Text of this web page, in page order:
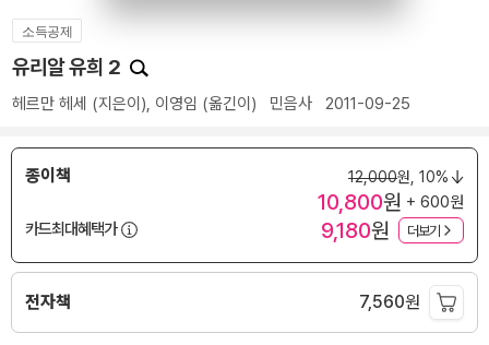
소득공제
유리알 유희 2
헤르만 헤세 (지은이), 이영임 (옮긴이) 민음사 2011-09-25
종이책 12,000원, 10%
10,800원 + 600원
카드최대혜택가
9,180원 더보기
전자책 7,560원